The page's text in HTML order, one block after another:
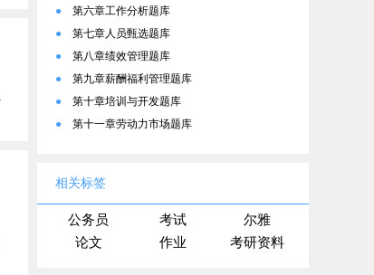
●
第六章工作分析题库
●
第七章人员甄选题库
●
第八章绩效管理题库
●
第九章薪酬福利管理题库
●
第十章培训与开发题库
●
第十一章劳动力市场题库
相关标签
公务员 考试
尔雅
论文
作业 考研资料